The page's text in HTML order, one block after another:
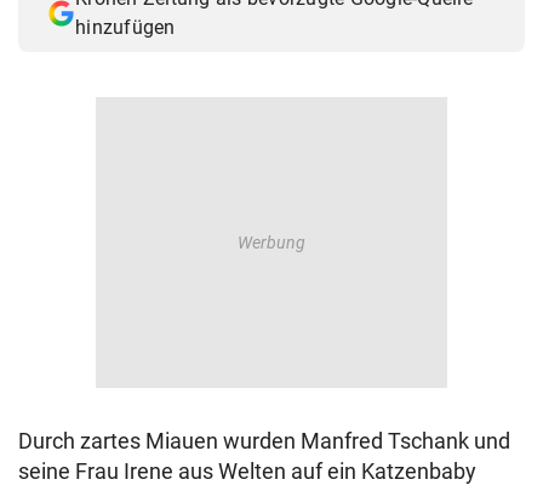
© Krone Multimedia GmbH & Co KG 2026
Muthgasse 2, 1190 Wien
hinzufügen
Durch zartes Miauen wurden Manfred Tschank und
seine Frau Irene aus Welten auf ein Katzenbaby